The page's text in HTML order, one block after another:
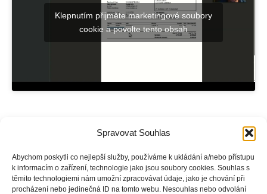
Spravovat Souhlas
Abychom poskytli co nejlepší služby, používáme k ukládání a/nebo přístupu
k informacím o zařízení, technologie jako jsou soubory cookies. Souhlas s
těmito technologiemi nám umožní zpracovávat údaje, jako je chování při
procházení nebo jedinečná ID na tomto webu. Nesouhlas nebo odvolání
Klepnutím přijměte marketingové soubory
cookie a povolte tento obsah
vložíme textovou položku do dokladu.
K položkám dokladu potřebujeme mnohokrát připisovat různé
poznámky (rozměry, barvy, dokumentace…). K tomu v systému
INSIDE použijeme textovou položku.